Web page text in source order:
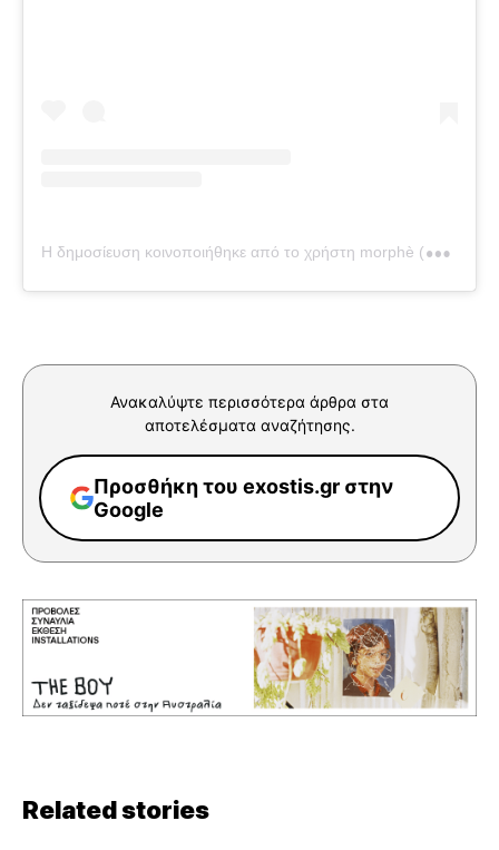
Η
δημοσίευση κοινοποιήθηκε από το χρήστη morphè (@morphe.kaz)
Ανακαλύψτε περισσότερα άρθρα στα
αποτελέσματα αναζήτησης.
Προσθήκη του exostis.gr στην
Google
Related stories